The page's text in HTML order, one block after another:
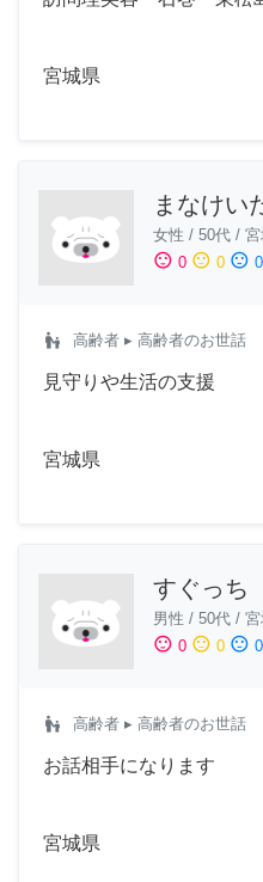
宮城県
まなけい
女性 / 50代 /
sentiment_satisfied 0 sentiment_neutral 0 sentiment_dissatisfied 0
escalator_warning 高齢者 ▸ 高齢者のお世話
見守りや生活の支援
宮城県
すぐっち
男性 / 50代 /
sentiment_satisfied 0 sentiment_neutral 0 sentiment_dissatisfied 0
escalator_warning 高齢者 ▸ 高齢者のお世話
お話相手になります
宮城県